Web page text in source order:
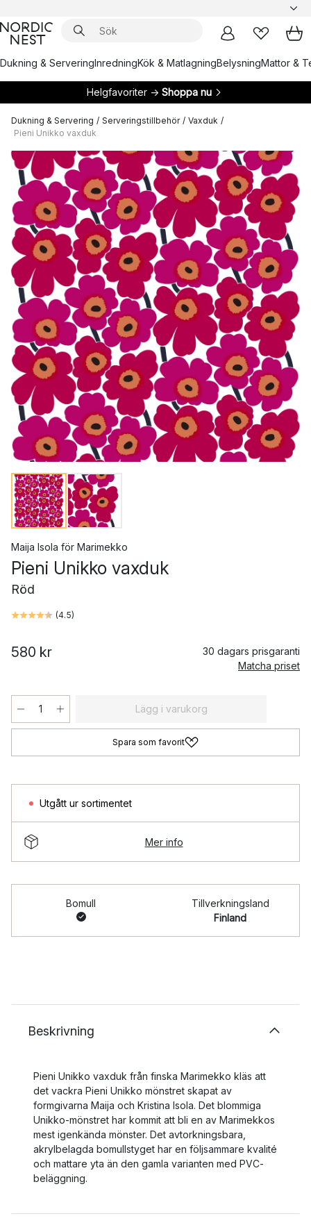
Dukning & ServeringInredningKök & MatlagningBelysningMattor &
Helgfavoriter → Shoppa nu
Dukning & Servering / Serveringstillbehör / Vaxduk /
Pieni Unikko vaxduk
Maija Isola för Marimekko
Pieni Unikko vaxduk
Röd
(4.5)
580 kr
30 dagars prisgaranti
Matcha priset
Lägg i varukorg
Spara som favorit
Utgått ur sortimentet
Mer info
Bomull
Tillverkningsland
Finland
Beskrivning
Pieni Unikko vaxduk från finska Marimekko kläs att
det vackra Pieni Unikko mönstret skapat av
formgivarna Maija och Kristina Isola. Det blommiga
Unikko-mönstret har kommit att bli en av Marimekkos
mest igenkända mönster. Det avtorkningsbara,
akrylbelagda bomullstyget har en följsammare kvalité
och mattare yta än den gamla varianten med PVC-
beläggning.